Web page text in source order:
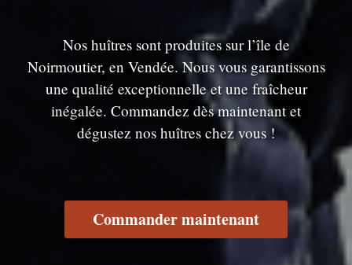
Nos huîtres sont produites sur l’île de
Noirmoutier, en Vendée. Nous vous garantissons
une qualité exceptionnelle et une fraîcheur
inégalée. Commandez dès maintenant et
dégustez nos huîtres chez vous !
Commander maintenant